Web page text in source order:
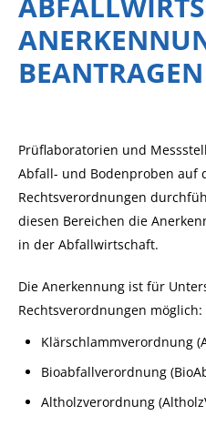
BEANTRAGEN
Prüflaboratorien und
Abfall- und Bodenproben auf
Rechtsverordnungen
diesen Bereichen die
in der Abfallwirtschaft.
Die Anerkennung ist für
Rechtsverordnungen möglich:
Klärschlammverordnung
Bioabfallverordnung
Altholzverordnung